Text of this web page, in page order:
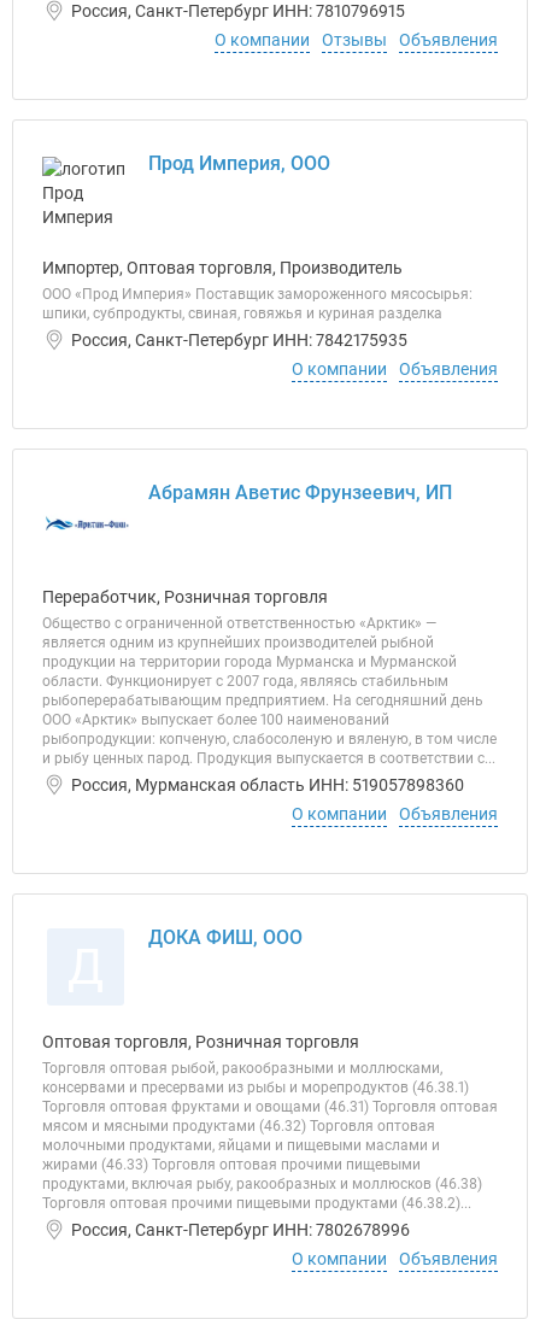
Россия, Санкт-Петербург ИНН: 7810796915
О компании
Отзывы Объявления
Прод Империя, ООО
Импортер, Оптовая торговля, Производитель
ООО «Прод Империя» Поставщик замороженного мясосырья:
шпики, субпродукты, свиная, говяжья и куриная разделка
Россия, Санкт-Петербург ИНН: 7842175935
О компании
Объявления
Абрамян Аветис Фрунзеевич, ИП
Переработчик, Розничная торговля
Общество с ограниченной ответственностью «Арктик» —
является одним из крупнейших производителей рыбной
продукции на территории города Мурманска и Мурманской
области. Функционирует с 2007 года, являясь стабильным
рыбоперерабатывающим предприятием. На сегодняшний день
ООО «Арктик» выпускает более 100 наименований
рыбопродукции: копченую, слабосоленую и вяленую, в том числе
и рыбу ценных парод. Продукция выпускается в соответствии с...
Россия, Мурманская область ИНН: 519057898360
О компании
Объявления
ДОКА ФИШ, ООО
Оптовая торговля, Розничная торговля
Торговля оптовая рыбой, ракообразными и моллюсками,
консервами и пресервами из рыбы и морепродуктов (46.38.1)
Торговля оптовая фруктами и овощами (46.31) Торговля оптовая
мясом и мясными продуктами (46.32) Торговля оптовая
молочными продуктами, яйцами и пищевыми маслами и
жирами (46.33) Торговля оптовая прочими пищевыми
продуктами, включая рыбу, ракообразных и моллюсков (46.38)
Торговля оптовая прочими пищевыми продуктами (46.38.2)...
Россия, Санкт-Петербург ИНН: 7802678996
О компании
Объявления